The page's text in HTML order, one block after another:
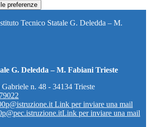
preferenze
Tecnico Statale G. Deledda – M.
G. Deledda – M. Fabiani Trieste
n. 48 - 34134 Trieste
Link per inviare una mail
Link per inviare una mail